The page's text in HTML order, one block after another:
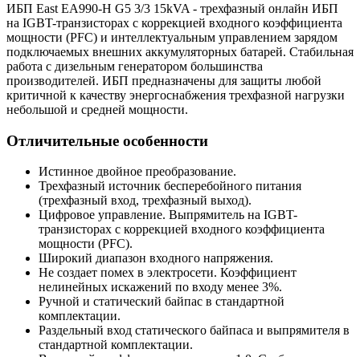
ИБП East EA990-H G5 3/3 15kVA - трехфазный онлайн ИБП
на IGBT-транзисторах с коррекцией входного коэффициента
мощности (PFC) и интеллектуальным управлением зарядом
подключаемых внешних аккумуляторных батарей. Стабильная
работа с дизельным генератором большинства
производителей. ИБП предназначены для защиты любой
критичной к качеству энергоснабжения трехфазной нагрузки
небольшой и средней мощности.
Отличительные особенности
Истинное двойное преобразование.
Трехфазный источник бесперебойного питания
(трехфазный вход, трехфазный выход).
Цифровое управление. Выпрямитель на IGBT-
транзисторах с коррекцией входного коэффициента
мощности (PFC).
Широкий диапазон входного напряжения.
Не создает помех в электросети. Коэффициент
нелинейных искажений по входу менее 3%.
Ручной и статический байпас в стандартной
комплектации.
Раздельный вход статического байпаса и выпрямителя в
стандартной комплектации.